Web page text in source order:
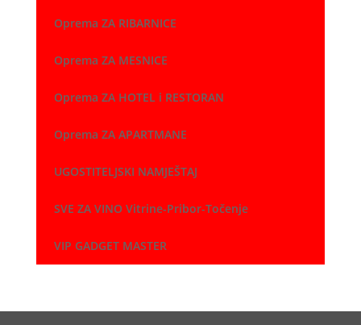
Oprema ZA RIBARNICE
Oprema ZA MESNICE
Oprema ZA HOTEL i RESTORAN
Oprema ZA APARTMANE
UGOSTITELJSKI NAMJEŠTAJ
SVE ZA VINO Vitrine-Pribor-Točenje
VIP GADGET MASTER